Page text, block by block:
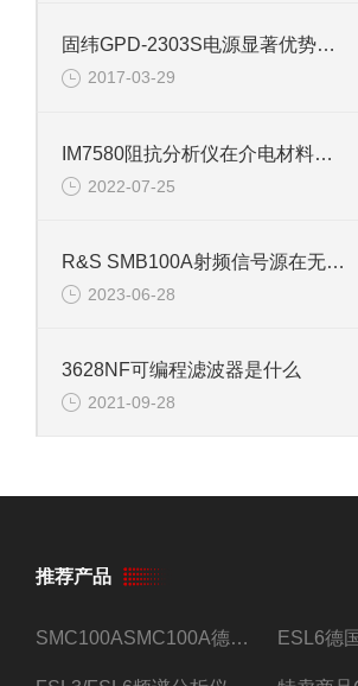
固纬GPD-2303S电源显著优势不胜枚举
2017-03-29
IM7580阻抗分析仪在介电材料中的应用
2022-07-25
R&S SMB100A射频信号源在无线电测量等领域的应用
2023-06-28
3628NF可编程滤波器是什么
2021-09-28
推荐产品
SMC100ASMC100A德国罗德与施瓦茨射频信号源